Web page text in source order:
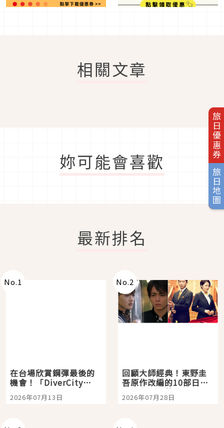
旅日優惠券
旅日地圖
相關文章
妳可能會喜歡
最新排名
No.1
在台場欣賞鋼彈最後的
機會！「DiverCity
Tokyo Plaza」搭船、
購物、美食及夜景，一
2026年07月13日
No.2
回顧大師經典！東野圭
吾原作改編的10部日本
影視作品推薦
2026年07月28日